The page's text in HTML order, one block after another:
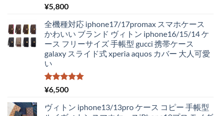
5段階中
5.00
¥5,800
全機種対応 iphone17/17promax スマホケース
かわいい ブランド ヴィトン iphone16/15/14 ケ
ース フリーサイズ 手帳型 gucci 携帯ケース
galaxy スライド式 xperia aquos カバー 大人可愛
い
5段階中
5.00
¥6,500
ヴィトン iphone13/13pro ケース コピー 手帳型